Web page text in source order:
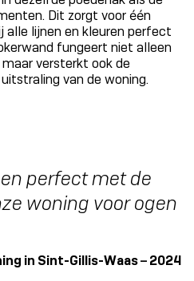
Dit zorgt voor één
alle lijnen en kleuren perfect
fungeert niet alleen
versterkt ook de
van de woning.
perfect met de
woning voor ogen
in Sint-Gillis-Waas – 2024